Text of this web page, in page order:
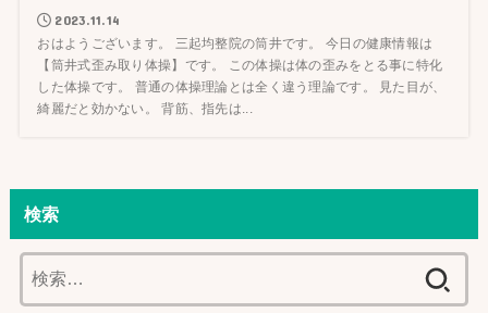
2023.11.14
おはようございます。 三起均整院の筒井です。 今日の健康情報は
【筒井式歪み取り体操】です。 この体操は体の歪みをとる事に特化
した体操です。 普通の体操理論とは全く違う理論です。 見た目が、
綺麗だと効かない。 背筋、指先は...
検索
索: